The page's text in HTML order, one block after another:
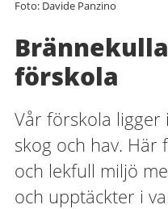
Foto: Davide Panzino
förskola
Vår förskola ligger
skog och hav.
och lekfull miljö
och upptäckter i